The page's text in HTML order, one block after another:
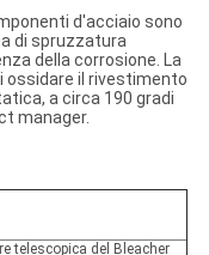
d'acciaio sono
di spruzzatura
della corrosione. La
ossidare il rivestimento
a circa 190 gradi
manager.
telescopica del Bleacher